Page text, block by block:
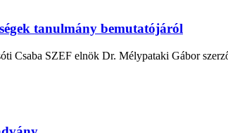
tanulmány bemutatójáról
Csaba SZEF elnök Dr. Mélypataki Gábor